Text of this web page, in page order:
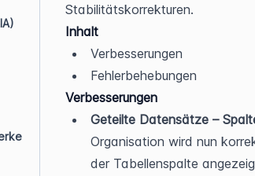
Stabilitätskorrekturen.
Inhalt
Verbesserungen
Fehlerbehebungen
Verbesserungen
Geteilte Datensätze –
Organisation wird nun
der Tabellenspalte